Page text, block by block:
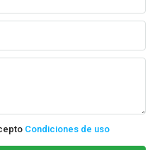
Condiciones de uso